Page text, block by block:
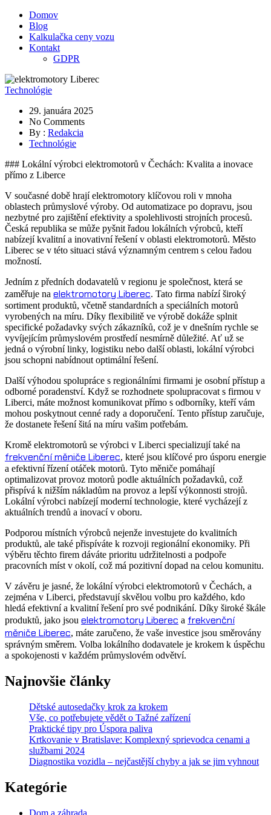
Domov
Blog
Kalkulačka ceny vozu
Kontakt
GDPR
Technológie
29. januára 2025
No Comments
By : Redakcia
Technológie
### Lokální výrobci elektromotorů v Čechách: Kvalita a inovace
přímo z Liberce
V současné době hrají elektromotory klíčovou roli v mnoha
oblastech průmyslové výroby. Od automatizace po dopravu, jsou
nezbytné pro zajištění efektivity a spolehlivosti strojních procesů.
Česká republika se může pyšnit řadou lokálních výrobců, kteří
nabízejí kvalitní a inovativní řešení v oblasti elektromotorů. Město
Liberec se v této situaci stává významným centrem s celou řadou
možností.
Jedním z předních dodavatelů v regionu je společnost, která se
zaměřuje na elektromotory Liberec. Tato firma nabízí široký
sortiment produktů, včetně standardních a speciálních motorů
vyrobených na míru. Díky flexibilitě ve výrobě dokáže splnit
specifické požadavky svých zákazníků, což je v dnešním rychle se
vyvíjejícím průmyslovém prostředí nesmírně důležité. Ať už se
jedná o výrobní linky, logistiku nebo další oblasti, lokální výrobci
jsou schopni nabídnout optimální řešení.
Další výhodou spolupráce s regionálními firmami je osobní přístup a
odborné poradenství. Když se rozhodnete spolupracovat s firmou v
Liberci, máte možnost komunikovat přímo s odborníky, kteří vám
mohou poskytnout cenné rady a doporučení. Tento přístup zaručuje,
že dostanete řešení šitá na míru vašim potřebám.
Kromě elektromotorů se výrobci v Liberci specializují také na
frekvenční měniče Liberec, které jsou klíčové pro úsporu energie
a efektivní řízení otáček motorů. Tyto měniče pomáhají
optimalizovat provoz motorů podle aktuálních požadavků, což
přispívá k nižším nákladům na provoz a lepší výkonnosti strojů.
Lokální výrobci nabízejí moderní technologie, které vycházejí z
aktuálních trendů a inovací v oboru.
Podporou místních výrobců nejenže investujete do kvalitních
produktů, ale také přispíváte k rozvoji regionální ekonomiky. Při
výběru těchto firem dáváte prioritu udržitelnosti a podpoře
pracovních míst v okolí, což má pozitivní dopad na celou komunitu.
V závěru je jasné, že lokální výrobci elektromotorů v Čechách, a
zejména v Liberci, představují skvělou volbu pro každého, kdo
hledá efektivní a kvalitní řešení pro své podnikání. Díky široké škále
produktů, jako jsou elektromotory Liberec a frekvenční
měniče Liberec, máte zaručeno, že vaše investice jsou směrovány
správným směrem. Volba lokálního dodavatele je krokem k úspěchu
a spokojenosti v každém průmyslovém odvětví.
Najnovšie články
Dětské autosedačky krok za krokem
Vše, co potřebujete vědět o Tažné zařízení
Praktické tipy pro Úspora paliva
Krtkovanie v Bratislave: Komplexný sprievodca cenami a
službami 2024
Diagnostika vozidla – nejčastější chyby a jak se jim vyhnout
Kategórie
Dom a záhrada